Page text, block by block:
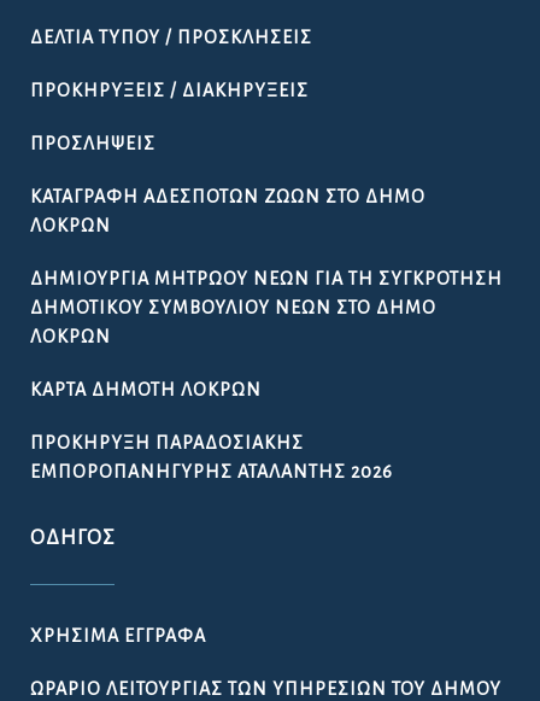
ΔΕΛΤΊΑ ΤΎΠΟΥ / ΠΡΟΣΚΛΉΣΕΙΣ
ΠΡΟΚΗΡΎΞΕΙΣ / ΔΙΑΚΗΡΎΞΕΙΣ
ΠΡΟΣΛΉΨΕΙΣ
ΚΑΤΑΓΡΑΦΉ ΑΔΈΣΠΟΤΩΝ ΖΏΩΝ ΣΤΟ ΔΉΜΟ
ΛΟΚΡΏΝ
ΔΗΜΙΟΥΡΓΊΑ ΜΗΤΡΏΟΥ ΝΈΩΝ ΓΙΑ ΤΗ ΣΥΓΚΡΌΤΗΣΗ
ΔΗΜΟΤΙΚΟΎ ΣΥΜΒΟΥΛΊΟΥ ΝΈΩΝ ΣΤΟ ΔΉΜΟ
ΛΟΚΡΏΝ
ΚΆΡΤΑ ΔΗΜΌΤΗ ΛΟΚΡΏΝ
ΠΡΟΚΉΡΥΞΗ ΠΑΡΑΔΟΣΙΑΚΉΣ
ΕΜΠΟΡΟΠΑΝΉΓΥΡΗΣ ΑΤΑΛΆΝΤΗΣ 2026
ΟΔΗΓΌΣ
ΧΡΉΣΙΜΑ ΈΓΓΡΑΦΑ
ΩΡΆΡΙΟ ΛΕΙΤΟΥΡΓΊΑΣ ΤΩΝ ΥΠΗΡΕΣΙΏΝ ΤΟΥ ΔΉΜΟΥ